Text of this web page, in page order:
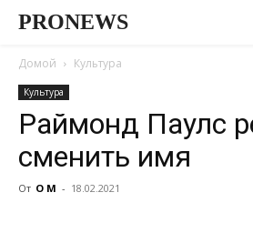
PRONEWS
Домой Культура
Культура
Раймонд Паулс
сменить имя
От О М - 18.02.2021